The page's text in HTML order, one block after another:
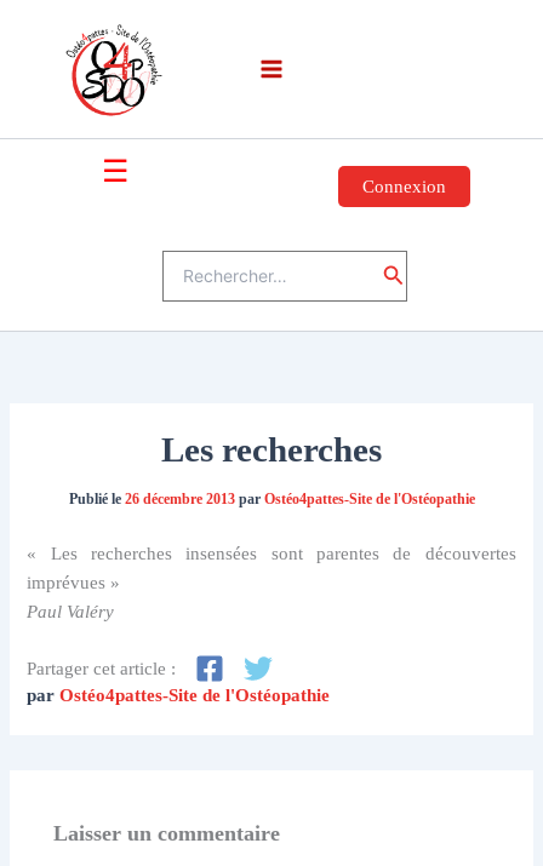
☰ Connexion
Rechercher
Les recherches
Publié le 26 décembre 2013par Ostéo4pattes-Site de l'Ostéopathie
« Les recherches insensées sont parentes de découvertes
imprévues »
Paul Valéry
Partager cet article :
parOstéo4pattes-Site de l'Ostéopathie
Laisser un commentaire